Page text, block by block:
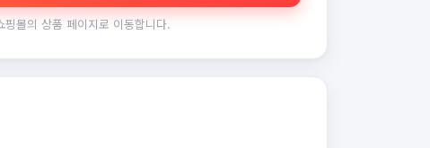
핑몰의 상품 페이지로 이동합니다.